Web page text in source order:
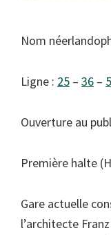
Nom
Ligne : 25 – 36 –
Ouverture au
Première halte
Gare actuelle
l’architecte